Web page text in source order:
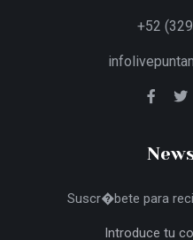
+52
Suscr�bete para